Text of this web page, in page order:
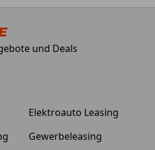
für
und
sollte
dabei
dabei zu
Sorge
Ende doch
noch
Folgekosten
und Deals
Elektroauto Leasing
Gewerbeleasing